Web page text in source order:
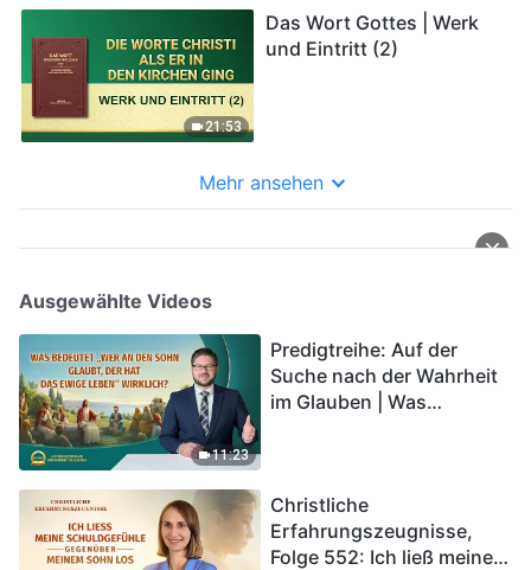
21:53
Das Wort Gottes | Werk
und Eintritt (2)
Mehr ansehen
Ausgewählte Videos
11:23
Predigtreihe: Auf der
Suche nach der Wahrheit
im Glauben | Was
Christliche
Erfahrungszeugnisse,
Folge 552: Ich ließ meine